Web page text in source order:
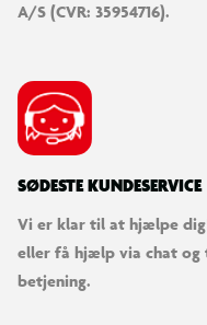
A/S (CVR: 35954716).
SØDESTE KUNDESERVICE
Vi er klar til at hjælpe
eller få hjælp via chat og
betjening.